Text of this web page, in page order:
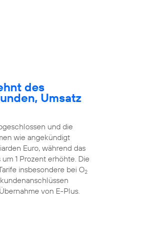
des
Umsatz
und die
wie angekündigt
Euro, während das
1 Prozent erhöhte. Die
insbesondere bei O2
von E-Plus.